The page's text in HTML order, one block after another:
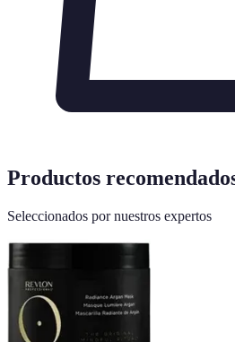
Productos
Seleccionados por nuestros expertos